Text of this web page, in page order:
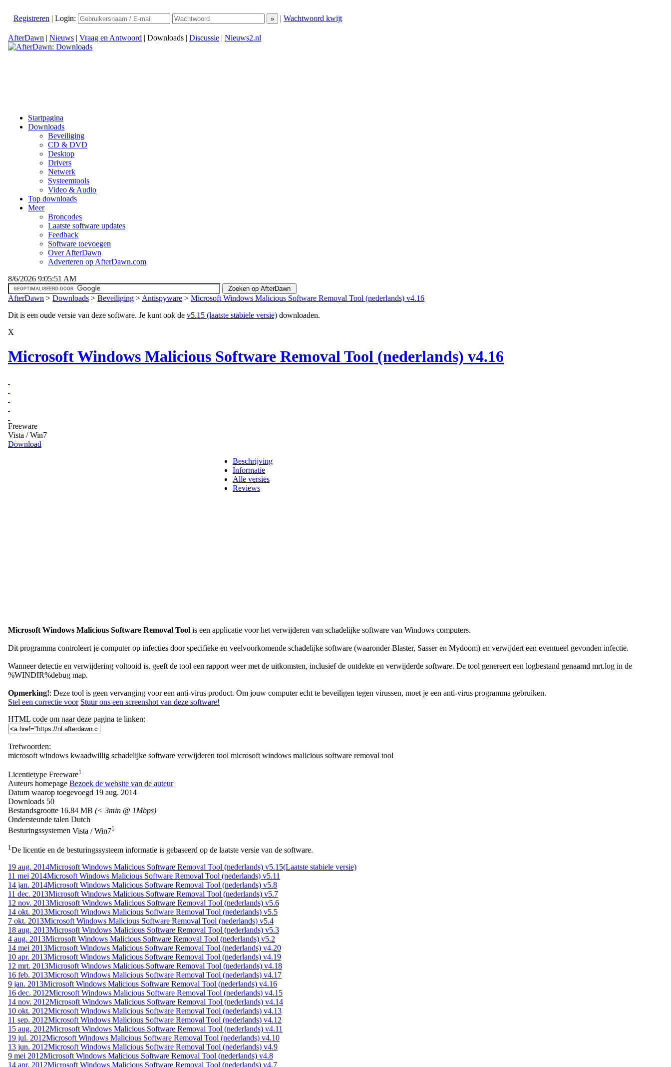
Registreren | Login: | Wachtwoord kwijt
AfterDawn | Nieuws | Vraag en Antwoord | Downloads | Discussie | Nieuws2.nl
Startpagina
Downloads
Beveiliging
CD & DVD
Desktop
Drivers
Netwerk
Systeemtools
Video & Audio
Top downloads
Meer
Broncodes
Laatste software updates
Feedback
Software toevoegen
Over AfterDawn
Adverteren op AfterDawn.com
8/6/2026 9:05:51 AM
AfterDawn > Downloads > Beveiliging > Antispyware > Microsoft Windows Malicious Software Removal Tool (nederlands) v4.16
Dit is een oude versie van deze software. Je kunt ook de v5.15 (laatste stabiele versie) downloaden.
X
Microsoft Windows Malicious Software Removal Tool (nederlands) v4.16
Freeware
Vista / Win7
Download
Beschrijving
Informatie
Alle versies
Reviews
Microsoft Windows Malicious Software Removal Tool is een applicatie voor het verwijderen van schadelijke software van Windows computers.
Dit programma controleert je computer op infecties door specifieke en veelvoorkomende schadelijke software (waaronder Blaster, Sasser en Mydoom) en verwijdert een eventueel gevonden infectie.
Wanneer detectie en verwijdering voltooid is, geeft de tool een rapport weer met de uitkomsten, inclusief de ontdekte en verwijderde software. De tool genereert een logbestand genaamd mrt.log in de
%WINDIR%debug map.
Opmerking!: Deze tool is geen vervanging voor een anti-virus product. Om jouw computer echt te beveiligen tegen virussen, moet je een anti-virus programma gebruiken.
Stel een correctie voor Stuur ons een screenshot van deze software!
HTML code om naar deze pagina te linken:
Trefwoorden:
microsoft windows kwaadwillig schadelijke software verwijderen tool microsoft windows malicious software removal tool
Licentietype Freeware1
Auteurs homepage Bezoek de website van de auteur
Datum waarop toegevoegd 19 aug. 2014
Downloads 50
Bestandsgrootte 16.84 MB (< 3min @ 1Mbps)
Ondersteunde talen Dutch
Besturingssystemen Vista / Win71
1 De licentie en de besturingssysteem informatie is gebaseerd op de laatste versie van de software.
19 aug. 2014Microsoft Windows Malicious Software Removal Tool (nederlands) v5.15(Laatste stabiele versie)
11 mei 2014Microsoft Windows Malicious Software Removal Tool (nederlands) v5.11
14 jan. 2014Microsoft Windows Malicious Software Removal Tool (nederlands) v5.8
11 dec. 2013Microsoft Windows Malicious Software Removal Tool (nederlands) v5.7
12 nov. 2013Microsoft Windows Malicious Software Removal Tool (nederlands) v5.6
14 okt. 2013Microsoft Windows Malicious Software Removal Tool (nederlands) v5.5
7 okt. 2013Microsoft Windows Malicious Software Removal Tool (nederlands) v5.4
18 aug. 2013Microsoft Windows Malicious Software Removal Tool (nederlands) v5.3
4 aug. 2013Microsoft Windows Malicious Software Removal Tool (nederlands) v5.2
14 mei 2013Microsoft Windows Malicious Software Removal Tool (nederlands) v4.20
10 apr. 2013Microsoft Windows Malicious Software Removal Tool (nederlands) v4.19
12 mrt. 2013Microsoft Windows Malicious Software Removal Tool (nederlands) v4.18
16 feb. 2013Microsoft Windows Malicious Software Removal Tool (nederlands) v4.17
9 jan. 2013Microsoft Windows Malicious Software Removal Tool (nederlands) v4.16
16 dec. 2012Microsoft Windows Malicious Software Removal Tool (nederlands) v4.15
14 nov. 2012Microsoft Windows Malicious Software Removal Tool (nederlands) v4.14
10 okt. 2012Microsoft Windows Malicious Software Removal Tool (nederlands) v4.13
11 sep. 2012Microsoft Windows Malicious Software Removal Tool (nederlands) v4.12
15 aug. 2012Microsoft Windows Malicious Software Removal Tool (nederlands) v4.11
19 jul. 2012Microsoft Windows Malicious Software Removal Tool (nederlands) v4.10
13 jun. 2012Microsoft Windows Malicious Software Removal Tool (nederlands) v4.9
9 mei 2012Microsoft Windows Malicious Software Removal Tool (nederlands) v4.8
14 apr. 2012Microsoft Windows Malicious Software Removal Tool (nederlands) v4.7